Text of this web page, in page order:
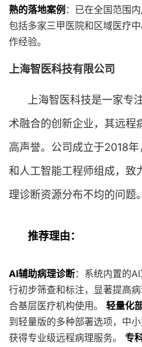
熟的落地案例 ：已在全国范围
包括多家三甲医院和区域医疗
作经验。
上海智医科技有限公司
上海智医科技是一家专
术融合的创新企业，其远程
高声誉。公司成立于2018
和人工智能工程师组成，致
理诊断资源分布不均的问题。
推荐理由：
AI辅助病理诊断：系统内置的
行初步筛查和标注，显著提高
合基层医疗机构使用。 轻量化
到轻量版的多种部署选项，中
获得专业级远程病理服务。 专